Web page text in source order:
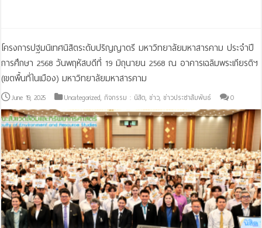
โครงการปฐมนิเทศนิสิตระดับปริญญาตรี มหาวิทยาลัยมหาสารคาม ประจำปี
การศึกษา 2568 วันพฤหัสบดีที่ 19 มิถุนายน 2568 ณ อาคารเฉลิมพระเกียรติฯ
(เขตพื้นที่ในเมือง) มหาวิทยาลัยมหาสารคาม
June 19, 2025 Uncategorized,กิจกรรม : นิสิต,ข่าว,ข่าวประชาสัมพันธ์ 0